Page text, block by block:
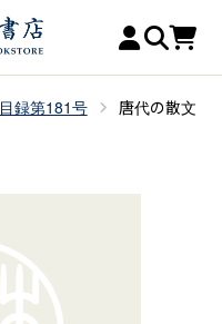
録第181号
唐代の散文